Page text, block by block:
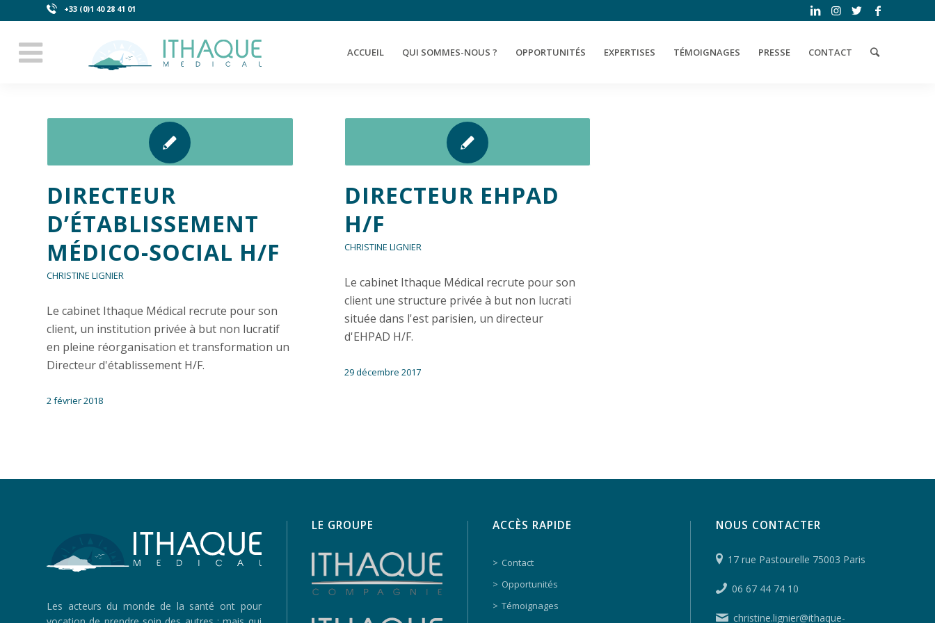
+33 (0)1 40 28 41 01
ACCUEIL QUI SOMMES-NOUS ? OPPORTUNITÉS EXPERTISES TÉMOIGNAGES PRESSE CONTACT
DIRECTEUR
D’ÉTABLISSEMENT
MÉDICO-SOCIAL H/F
CHRISTINE LIGNIER
Le cabinet Ithaque Médical recrute pour son
client, un institution privée à but non lucratif
en pleine réorganisation et transformation un
Directeur d'établissement H/F.
2 février 2018
DIRECTEUR EHPAD
H/F
CHRISTINE LIGNIER
Le cabinet Ithaque Médical recrute pour son
client une structure privée à but non lucrati
située dans l'est parisien, un directeur
d'EHPAD H/F.
29 décembre 2017
Les acteurs du monde de la santé ont pour
LE GROUPE ACCÈS RAPIDE
Contact
Opportunités
Témoignages
NOUS CONTACTER
17 rue Pastourelle 75003 Paris
06 67 44 74 10
christine.lignier@ithaque-